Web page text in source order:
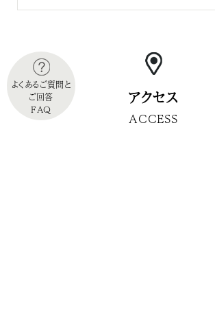
アクセス
ACCESS
よくあるご質問と
ご回答
FAQ